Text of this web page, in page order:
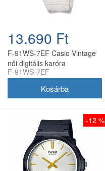
13.690 Ft
F-91WS-7EF Casio Vintage
női digitális karóra
F-91WS-7EF
-12 %